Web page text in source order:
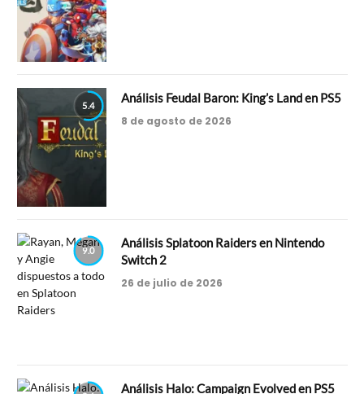
5.4
Análisis Feudal Baron: King’s Land en PS5
8 de agosto de 2026
9.0
Análisis Splatoon Raiders en Nintendo
Switch 2
26 de julio de 2026
Análisis Halo: Campaign Evolved en PS5